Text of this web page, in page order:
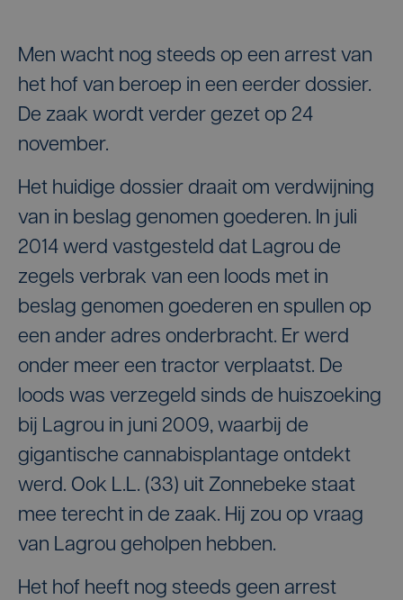
Men wacht nog steeds op een arrest van
het hof van beroep in een eerder dossier.
De zaak wordt verder gezet op 24
november.
Het huidige dossier draait om verdwijning
van in beslag genomen goederen. In juli
2014 werd vastgesteld dat Lagrou de
zegels verbrak van een loods met in
beslag genomen goederen en spullen op
een ander adres onderbracht. Er werd
onder meer een tractor verplaatst. De
loods was verzegeld sinds de huiszoeking
bij Lagrou in juni 2009, waarbij de
gigantische cannabisplantage ontdekt
werd. Ook L.L. (33) uit Zonnebeke staat
mee terecht in de zaak. Hij zou op vraag
van Lagrou geholpen hebben.
Het hof heeft nog steeds geen arrest